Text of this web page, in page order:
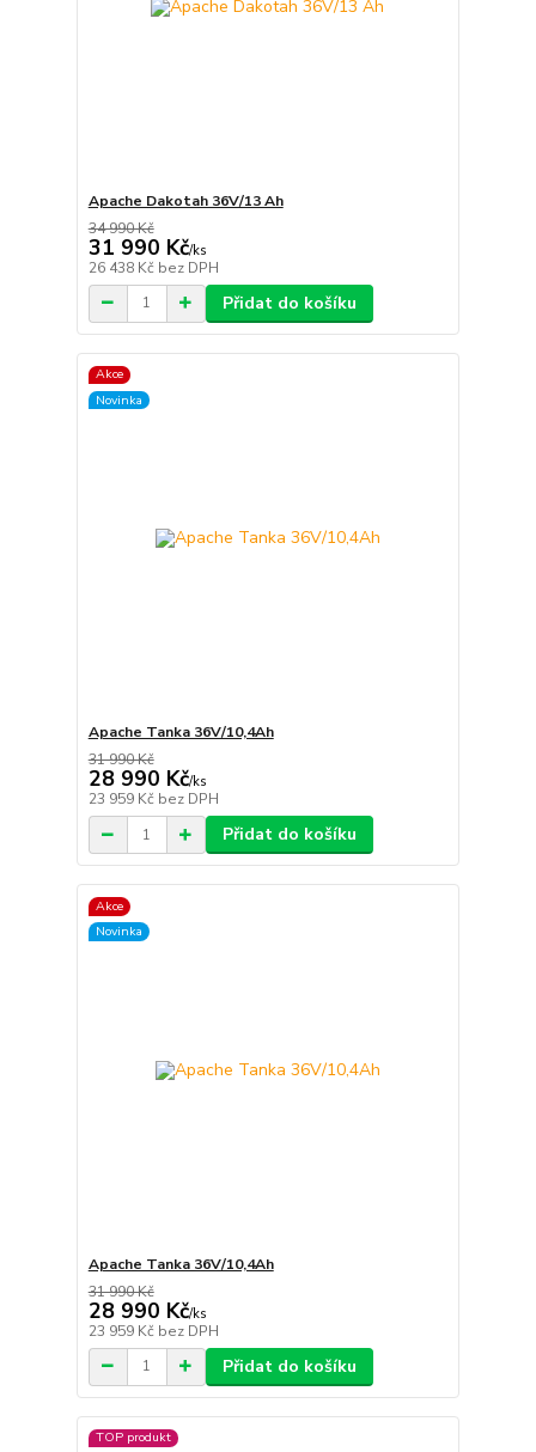
Apache Dakotah 36V/13 Ah
34 990 Kč
31 990 Kč/ks
26 438 Kč bez DPH
Přidat do košíku
Akce
Novinka
Apache Tanka 36V/10,4Ah
31 990 Kč
28 990 Kč/ks
23 959 Kč bez DPH
Přidat do košíku
Akce
Novinka
Apache Tanka 36V/10,4Ah
31 990 Kč
28 990 Kč/ks
23 959 Kč bez DPH
Přidat do košíku
TOP produkt